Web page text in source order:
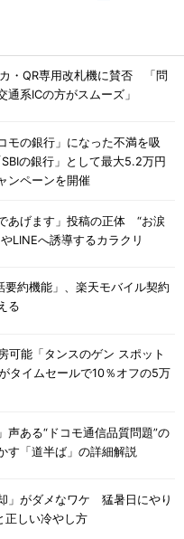
・QR専用改札機に賛否 「問
通系ICの方がスムーズ」
モの銀行」になった不満を吸
の銀行」として最大5.2万円
ンペーンを開催
あげます」投稿の正体 “お涙
LINEへ誘導するカラクリ
要約機能」、楽天モバイル契約
る
可能「タンスのゲン スポット
タイムセールで10％オフの5万
声ある“ドコモ通信品質問題”の
「道半ば」の詳細解説
」がダメなワケ 猛暑日にやり
正しい冷やし方